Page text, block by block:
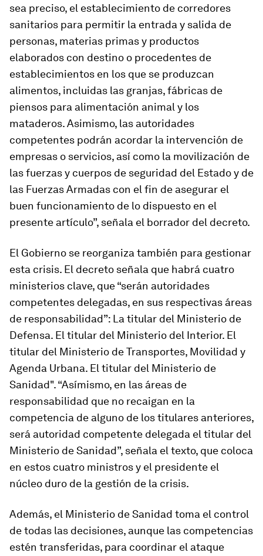
sea preciso, el establecimiento de corredores
sanitarios para permitir la entrada y salida de
personas, materias primas y productos
elaborados con destino o procedentes de
establecimientos en los que se produzcan
alimentos, incluidas las granjas, fábricas de
piensos para alimentación animal y los
mataderos. Asimismo, las autoridades
competentes podrán acordar la intervención de
empresas o servicios, así como la movilización de
las fuerzas y cuerpos de seguridad del Estado y de
las Fuerzas Armadas con el fin de asegurar el
buen funcionamiento de lo dispuesto en el
presente artículo”, señala el borrador del decreto.
El Gobierno se reorganiza también para gestionar
esta crisis. El decreto señala que habrá cuatro
ministerios clave, que “serán autoridades
competentes delegadas, en sus respectivas áreas
de responsabilidad”: La titular del Ministerio de
Defensa. El titular del Ministerio del Interior. El
titular del Ministerio de Transportes, Movilidad y
Agenda Urbana. El titular del Ministerio de
Sanidad". “Asímismo, en las áreas de
responsabilidad que no recaigan en la
competencia de alguno de los titulares anteriores,
será autoridad competente delegada el titular del
Ministerio de Sanidad”, señala el texto, que coloca
en estos cuatro ministros y el presidente el
núcleo duro de la gestión de la crisis.
Además, el Ministerio de Sanidad toma el control
de todas las decisiones, aunque las competencias
estén transferidas, para coordinar el ataque